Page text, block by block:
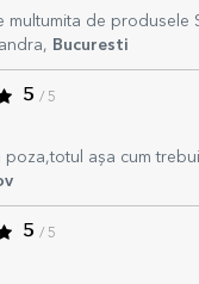
multumita de produsele
Bucuresti
5 / 5
poza,totul așa cum
5 / 5